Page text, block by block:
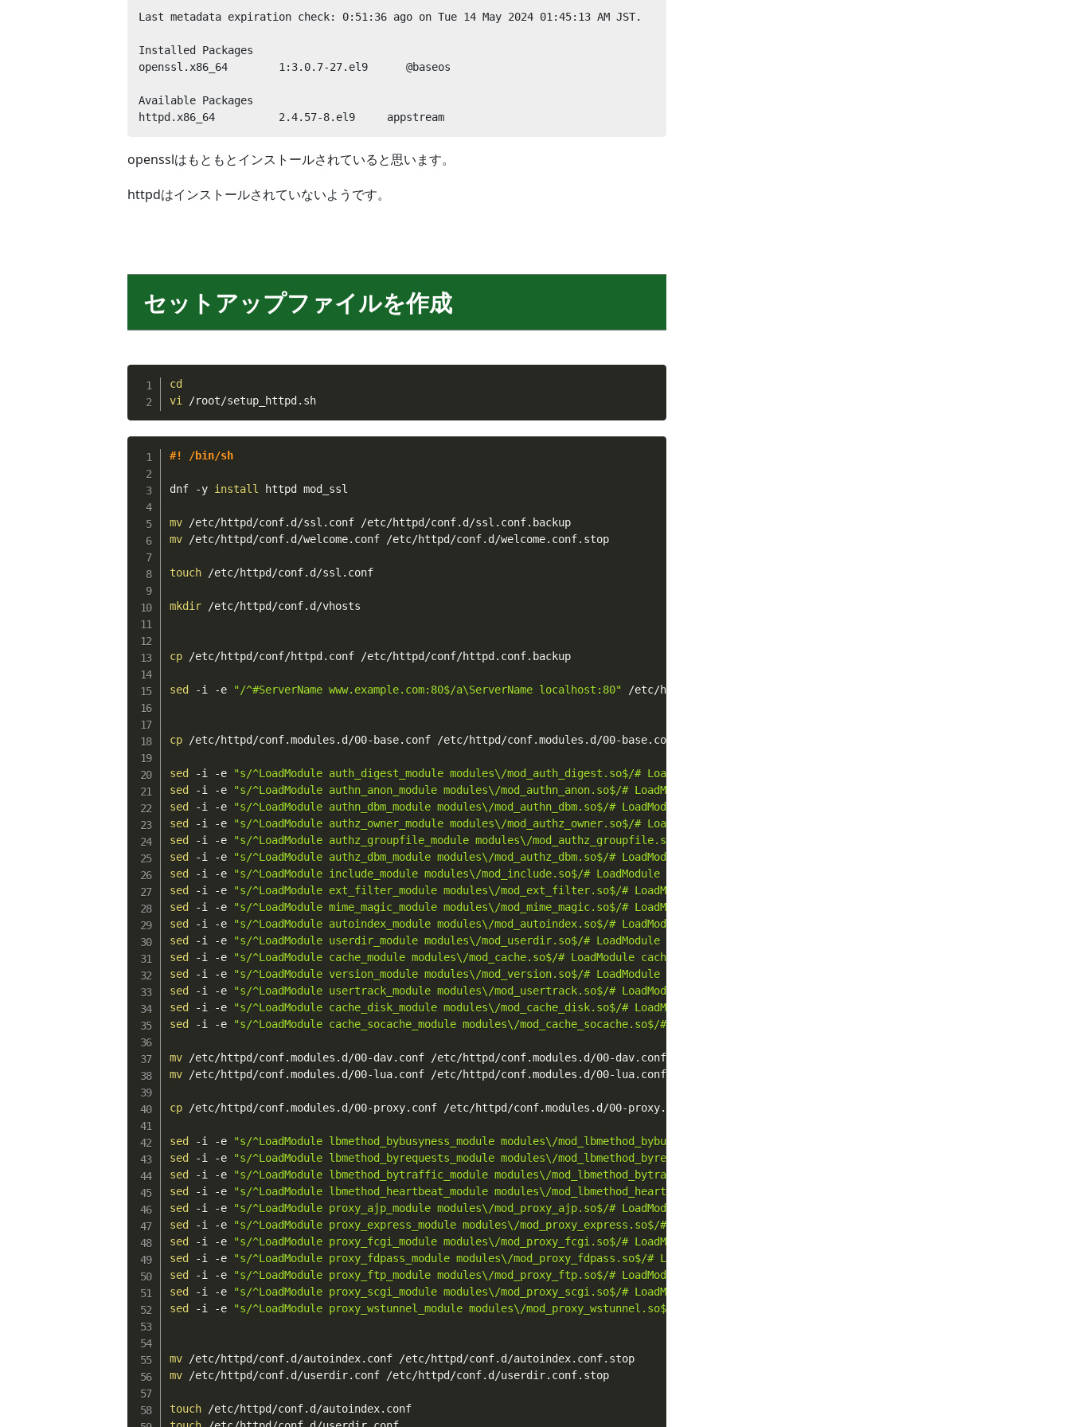
Last metadata expiration check: 0:51:36 ago on Tue 14 May 2024 01:45:13 AM JST.
Installed Packages
openssl.x86_64        1:3.0.7-27.el9      @baseos
Available Packages
httpd.x86_64          2.4.57-8.el9     appstream
opensslはもともとインストールされていると思います。
httpdはインストールされていないようです。
セットアップファイルを作成
cd
vi /root/setup_httpd.sh
#! /bin/sh
dnf -y install httpd mod_ssl
mv
mv /etc/httpd/conf.d/welcome.conf /etc/httpd/conf.d/welcome.conf.stop
touch /etc/httpd/conf.d/ssl.conf
mkdir /etc/httpd/conf.d/vhosts
cp /etc/httpd/conf/httpd.conf /etc/httpd/conf/httpd.conf.backup
sed -i -e "/^#ServerName www.example.com:80$/a\ServerName localhost:80" /etc/httpd/conf/httpd.conf
cp /etc/httpd/conf.modules.d/00-base.conf /etc/httpd/conf.modules.d/00-base.conf.backup
sed -i -e
"s/^LoadModule auth_digest_module modules\/mod_auth_digest.so$/# LoadModule auth_digest_module modules\/mod_auth_digest.so/"
sed
-i -e
"s/^LoadModule authn_anon_module modules\/mod_authn_anon.so$/# LoadModule authn_anon_module modules\/mod_authn_anon.so/"
sed
-i -e
"s/^LoadModule authn_dbm_module modules\/mod_authn_dbm.so$/# LoadModule authn_dbm_module modules\/mod_authn_dbm.so/"
sed
-i -e
"s/^LoadModule authz_owner_module modules\/mod_authz_owner.so$/# LoadModule authz_owner_module modules\/mod_authz_owner.so/"
sed
-i -e
"s/^LoadModule authz_groupfile_module modules\/mod_authz_groupfile.so$/# LoadModule authz_groupfile_module modules\/
sed
-i -e
"s/^LoadModule authz_dbm_module modules\/mod_authz_dbm.so$/# LoadModule authz_dbm_module modules\/mod_authz_dbm.so/"
sed
-i -e
"s/^LoadModule include_module modules\/mod_include.so$/# LoadModule include_module modules\/mod_include.so/"
sed
-i -e
"s/^LoadModule ext_filter_module modules\/mod_ext_filter.so$/# LoadModule ext_filter_module modules\/mod_ext_filter.so/"
sed
-i -e
"s/^LoadModule mime_magic_module modules\/mod_mime_magic.so$/# LoadModule mime_magic_module modules\/mod_mime_magic.so/"
sed
-i -e
"s/^LoadModule autoindex_module modules\/mod_autoindex.so$/# LoadModule autoindex_module modules\/mod_autoindex.so/"
sed
-i -e
"s/^LoadModule userdir_module modules\/mod_userdir.so$/# LoadModule userdir_module modules\/mod_userdir.so/"
sed
-i -e
"s/^LoadModule cache_module modules\/mod_cache.so$/# LoadModule cache_module modules\/mod_cache.so/"
sed
-i -e
"s/^LoadModule version_module modules\/mod_version.so$/# LoadModule version_module modules\/mod_version.so/"
sed
-i -e
"s/^LoadModule usertrack_module modules\/mod_usertrack.so$/# LoadModule usertrack_module modules\/mod_usertrack.so/"
sed
-i -e
"s/^LoadModule cache_disk_module modules\/mod_cache_disk.so$/# LoadModule cache_disk_module modules\/mod_cache_disk.so/"
sed
-i -e "s/^LoadModule cache_socache_module modules\/mod_cache_socache.so$/# LoadModule cache_socache_module modules\/
mv
mv /etc/httpd/conf.modules.d/00-lua.conf /etc/httpd/conf.modules.d/00-lua.conf.stop
cp /etc/httpd/conf.modules.d/00-proxy.conf /etc/httpd/conf.modules.d/00-proxy.conf.backup
sed -i -e
"s/^LoadModule lbmethod_bybusyness_module modules\/mod_lbmethod_bybusyness.so$/# LoadModule lbmethod_bybusyness_module modules\/
sed
-i -e
"s/^LoadModule lbmethod_byrequests_module modules\/mod_lbmethod_byrequests.so$/# LoadModule lbmethod_byrequests_module modules\/
sed
-i -e
"s/^LoadModule lbmethod_bytraffic_module modules\/mod_lbmethod_bytraffic.so$/# LoadModule lbmethod_bytraffic_module modules\/
sed
-i -e
"s/^LoadModule lbmethod_heartbeat_module modules\/mod_lbmethod_heartbeat.so$/# LoadModule lbmethod_heartbeat_module modules\/
sed
-i -e
"s/^LoadModule proxy_ajp_module modules\/mod_proxy_ajp.so$/# LoadModule proxy_ajp_module modules\/mod_proxy_ajp.so/"
sed
-i -e
"s/^LoadModule proxy_express_module modules\/mod_proxy_express.so$/# LoadModule proxy_express_module modules\/
sed
-i -e
"s/^LoadModule proxy_fcgi_module modules\/mod_proxy_fcgi.so$/# LoadModule proxy_fcgi_module modules\/mod_proxy_fcgi.so/"
sed
-i -e
"s/^LoadModule proxy_fdpass_module modules\/mod_proxy_fdpass.so$/# LoadModule proxy_fdpass_module modules\/mod_proxy_fdpass.so/"
sed
-i -e
"s/^LoadModule proxy_ftp_module modules\/mod_proxy_ftp.so$/# LoadModule proxy_ftp_module modules\/mod_proxy_ftp.so/"
sed
-i -e
"s/^LoadModule proxy_scgi_module modules\/mod_proxy_scgi.so$/# LoadModule proxy_scgi_module modules\/mod_proxy_scgi.so/"
sed
-i -e "s/^LoadModule proxy_wstunnel_module modules\/mod_proxy_wstunnel.so$/# LoadModule proxy_wstunnel_module modules\/
mv
mv /etc/httpd/conf.d/userdir.conf /etc/httpd/conf.d/userdir.conf.stop
touch